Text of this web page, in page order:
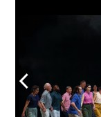
arrow_back_ios